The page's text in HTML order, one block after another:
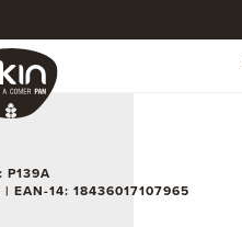
P139A
EAN-14: 18436017107965